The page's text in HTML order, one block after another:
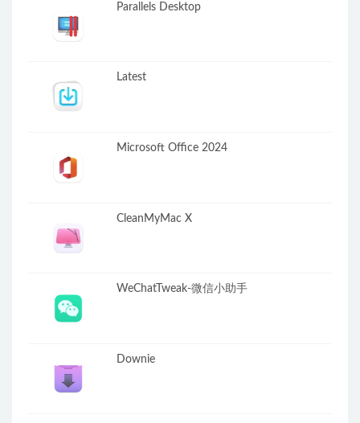
Parallels Desktop
Latest
Microsoft Office 2024
CleanMyMac X
WeChatTweak-微信小助手
Downie